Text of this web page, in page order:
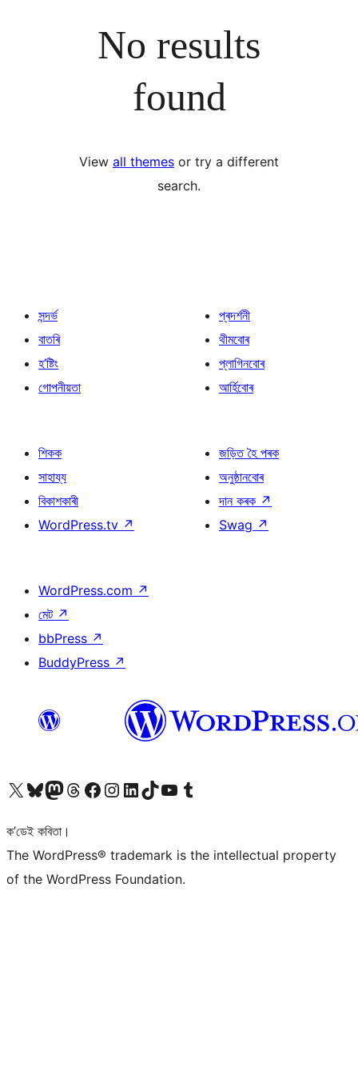
No results
found
View all themes or try a different
search.
সন্দৰ্ভ
বাতৰি
হ’ষ্টিং
গোপনীয়তা
প্ৰদৰ্শনী
থীমবোৰ
প্লাগিনবোৰ
আৰ্হিবোৰ
শিকক
সাহায্য
বিকাশকাৰী
WordPress.tv ↗
জড়িত হৈ পৰক
অনুষ্ঠানবোৰ
দান কৰক ↗
Swag ↗
WordPress.com ↗
মেট ↗
bbPress ↗
BuddyPress ↗
আমাৰ X (আগৰ Twitter) একাউণ্টলৈ যাওকআমাৰ Bluesky একাউণ্টলৈ যাওকআমাৰ Mastodon একাউণ্টলৈ যাওকআমাৰ Threads একাউণ্টলৈ যাওকআমাৰ Facebook পৃষ্ঠালৈ যাওকআমাৰ Instagram একাউণ্টলৈ যাওকআমাৰ LinkedIn একাউণ্টলৈ যাওকআমাৰ TikTok একাউণ্টলৈ যাওকআমাৰ YouTube চেনেললৈ যাওকআমাৰ Tumblr একাউণ্টলৈ যাওক
ক’ডেই কবিতা।
The WordPress® trademark is the intellectual property
of the WordPress Foundation.